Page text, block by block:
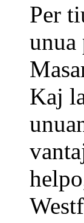
Per
unua
Kaj